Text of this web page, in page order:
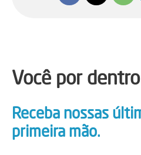
Você por dentro
Receba nossas
primeira mão.